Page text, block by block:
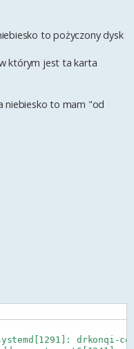
to pożyczony dysk
którym jest ta karta
niebiesko to mam "od
systemd[1291]: